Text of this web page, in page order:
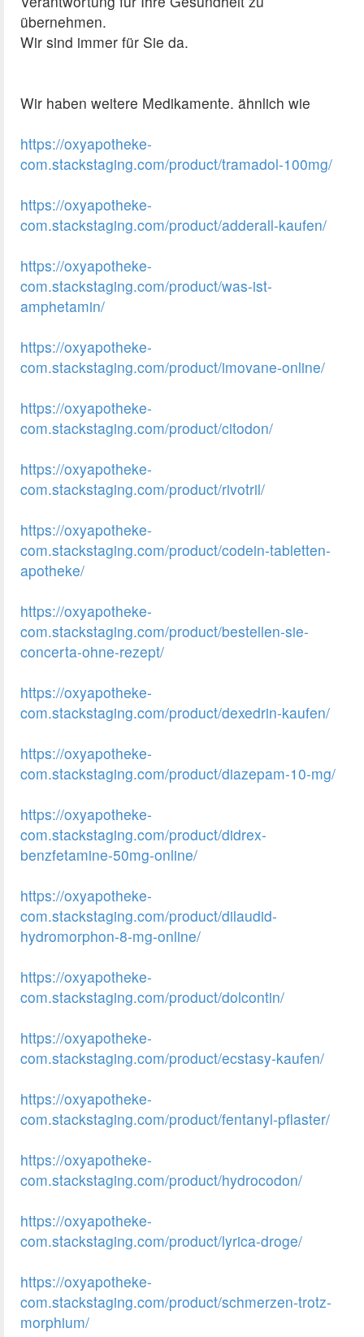
übernehmen.
Wir sind immer für Sie da.
Wir haben weitere Medikamente. ähnlich wie
https://oxyapotheke-
com.stackstaging.com/product/tramadol-100mg/
https://oxyapotheke-
com.stackstaging.com/product/adderall-kaufen/
https://oxyapotheke-
com.stackstaging.com/product/was-ist-
amphetamin/
https://oxyapotheke-
com.stackstaging.com/product/imovane-online/
https://oxyapotheke-
com.stackstaging.com/product/citodon/
https://oxyapotheke-
com.stackstaging.com/product/rivotril/
https://oxyapotheke-
com.stackstaging.com/product/codein-tabletten-
apotheke/
https://oxyapotheke-
com.stackstaging.com/product/bestellen-sie-
concerta-ohne-rezept/
https://oxyapotheke-
com.stackstaging.com/product/dexedrin-kaufen/
https://oxyapotheke-
com.stackstaging.com/product/diazepam-10-mg/
https://oxyapotheke-
com.stackstaging.com/product/didrex-
benzfetamine-50mg-online/
https://oxyapotheke-
com.stackstaging.com/product/dilaudid-
hydromorphon-8-mg-online/
https://oxyapotheke-
com.stackstaging.com/product/dolcontin/
https://oxyapotheke-
com.stackstaging.com/product/ecstasy-kaufen/
https://oxyapotheke-
com.stackstaging.com/product/fentanyl-pflaster/
https://oxyapotheke-
com.stackstaging.com/product/hydrocodon/
https://oxyapotheke-
com.stackstaging.com/product/lyrica-droge/
https://oxyapotheke-
com.stackstaging.com/product/schmerzen-trotz-
morphium/